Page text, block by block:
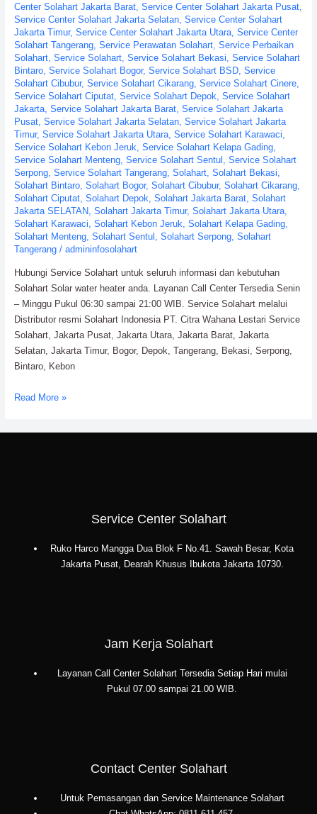
Center Solahart Jakarta Barat, Service Center Solahart Jakarta Pusat,
Service Center Solahart Jakarta Selatan, Service Center Solahart
Jakarta Timur, Service Center Solahart Jakarta Utara, Service Center
Solahart Tangerang, Service Perawatan Solahart, Service Perbaikan
Solahart, Service Solahart, Service Solahart Bekasi Service Solahart
Bintaro, Service Solahart Bogor, Service Solahart BSD, Service
Solahart Cibubur, Service Solahart Cikarang, Service Solahart Cinere,
Service Solahart Ciputat, Service Solahart Depok Service Solahart
Jakarta, Service Solahart Jakarta Barat, Service Solahart Jakarta
Pusat, Service Solahart Jakarta Selatan, Service Solahart Jakarta
Timur, Service Solahart Jakarta Utara, Service Solahart Karawaci
Service Solahart Kebon Jeruk Service Solahart Kelapa Gading,
Service Solahart Menteng, Service Solahart Sentul
Service Solahart
Serpong, Service Solahart Tangerang, Solahart, Solahart Bekasi
Solahart Bintaro, Solahart Bogor, Solahart Cibubur, Solahart Cikarang,
Solahart Ciputat, Solahart Depok Solahart Jakarta Barat, Solahart
Jakarta SELATAN Solahart Jakarta Timur, Solahart Jakarta Utara,
Solahart Karawaci Solahart Kebon Jeruk Solahart Kelapa Gading,
Solahart Menteng, Solahart Sentul Solahart Serpong, Solahart
Tangerang/ admininfosolahart
Hubungi Service Solahart untuk seluruh informasi dan kebutuhan
Solahart Solar water heater anda. Layanan Call Center Tersedia Senin
– Minggu Pukul 06:30 sampai 21:00 WIB. Service Solahart melalui
Distributor resmi Solahart Indonesia PT. Citra Wahana Lestari Service
Solahart, Jakarta Pusat, Jakarta Utara, Jakarta Barat, Jakarta
Selatan, Jakarta Timur, Bogor, Depok, Tangerang, Bekasi, Serpong,
Bintaro, Kebon
Service
Read More »
Service Center Solahart
Ruko Harco Mangga Dua Blok F No.41. Sawah Besar, Kota
Jakarta Pusat, Dearah Khusus Ibukota Jakarta 10730.
Jam Kerja Solahart
Layanan Call Center Solahart Tersedia Setiap Hari mulai
Pukul 07.00 sampai 21.00 WIB.
Contact Center Solahart
Untuk Pemasangan dan Service Maintenance Solahart